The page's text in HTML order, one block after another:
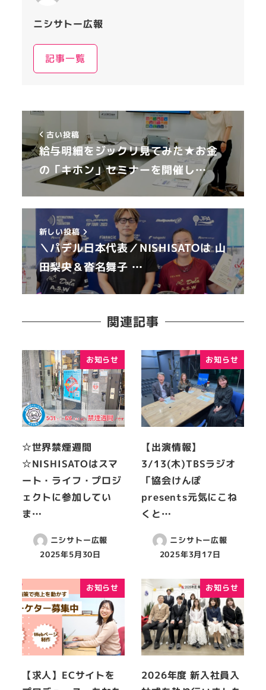
ニシサトー広報
記事一覧
古い投稿
給与明細をジックリ見てみた★お金
の「キホン」セミナーを開催し…
新しい投稿
＼パデル日本代表／NISHISATOは 山
田梨央＆沓名舞子 …
関連記事
お知らせ
☆世界禁煙週間
☆NISHISATOはスマ
ート・ライフ・プロジ
ェクトに参加してい
ま…
ニシサトー広報
2025年5月30日
お知らせ
【出演情報】
3/13(木)TBSラジオ
「協会けんぽ
presents元気にこね
くと…
ニシサトー広報
2025年3月17日
お知らせ
【求人】ECサイトを
お知らせ
2026年度 新入社員入